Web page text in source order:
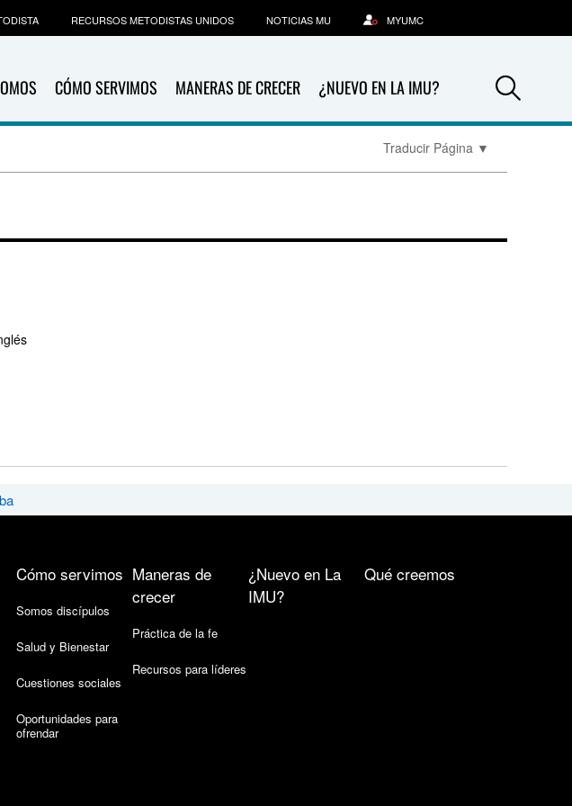
CÓMO SERVIMOS MANERAS DE CRECER ¿NUEVO EN LA IMU?
RECURSOS METODISTAS UNIDOS NOTICIAS MU MYUMC
Traducir Página ▼
Cómo servimos
Somos discípulos
Salud y Bienestar
Cuestiones sociales
Oportunidades para
ofrendar
Maneras de
crecer
Práctica de la fe
Recursos para líderes
¿Nuevo en La
IMU?
Qué creemos